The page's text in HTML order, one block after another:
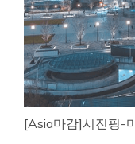
[Asia마감]시진핑-